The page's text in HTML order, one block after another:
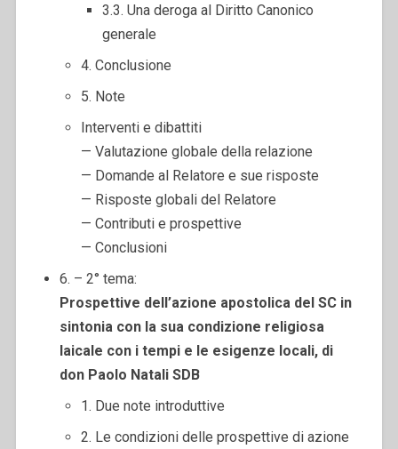
3.3. Una deroga al Diritto Canonico
generale
4. Conclusione
5. Note
Interventi e dibattiti
— Valutazione globale della relazione
— Domande al Relatore e sue risposte
— Risposte globali del Relatore
— Contributi e prospettive
— Conclusioni
6. – 2° tema:
Prospettive dell’azione apostolica del SC in
sintonia con la sua condizione religiosa
laicale con i tempi e le esigenze locali, di
don Paolo Natali SDB
1. Due note introduttive
2. Le condizioni delle prospettive di azione